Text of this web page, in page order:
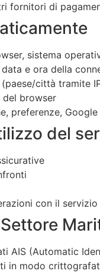
fornitori di
sistema
e ora della
città tramite
del browser
preferenze,
del
con il
AIS (Automatic
in modo